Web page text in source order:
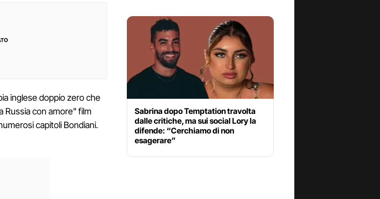
inglese doppio zero che
Russia con amore" film
capitoli Bondiani.
Sabrina dopo Temptation travolta
dalle critiche, ma sui social Lory la
difende: “Cerchiamo di non
esagerare”